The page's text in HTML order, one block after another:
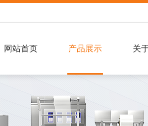
网站首页 产品展示 关